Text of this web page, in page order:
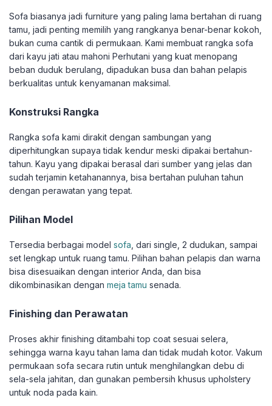
Sofa biasanya jadi furniture yang paling lama bertahan di ruang
tamu, jadi penting memilih yang rangkanya benar-benar kokoh,
bukan cuma cantik di permukaan. Kami membuat rangka sofa
dari kayu jati atau mahoni Perhutani yang kuat menopang
beban duduk berulang, dipadukan busa dan bahan pelapis
berkualitas untuk kenyamanan maksimal.
Konstruksi Rangka
Rangka sofa kami dirakit dengan sambungan yang
diperhitungkan supaya tidak kendur meski dipakai bertahun-
tahun. Kayu yang dipakai berasal dari sumber yang jelas dan
sudah terjamin ketahanannya, bisa bertahan puluhan tahun
dengan perawatan yang tepat.
Pilihan Model
Tersedia berbagai model sofa , dari single, 2 dudukan, sampai
set lengkap untuk ruang tamu. Pilihan bahan pelapis dan warna
bisa disesuaikan dengan interior Anda, dan bisa
dikombinasikan dengan meja tamu senada.
Finishing dan Perawatan
Proses akhir finishing ditambahi top coat sesuai selera,
sehingga warna kayu tahan lama dan tidak mudah kotor. Vakum
permukaan sofa secara rutin untuk menghilangkan debu di
sela-sela jahitan, dan gunakan pembersih khusus upholstery
untuk noda pada kain.